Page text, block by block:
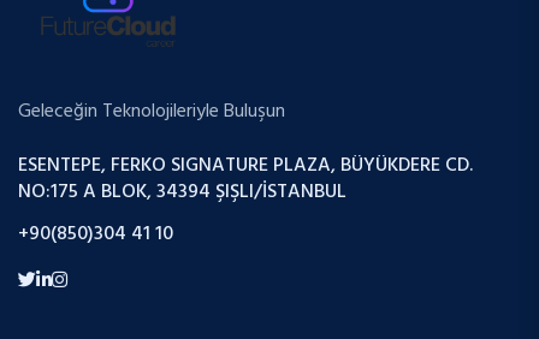
Geleceğin Teknolojileriyle Buluşun
ESENTEPE, FERKO SIGNATURE PLAZA, BÜYÜKDERE CD.
NO:175 A BLOK, 34394 ŞIŞLI/İSTANBUL
+90(850)304 41 10